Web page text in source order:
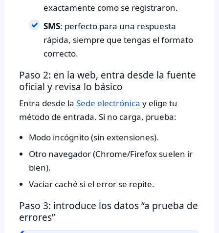
exactamente como se registraron.
SMS: perfecto para una respuesta
rápida, siempre que tengas el formato
correcto.
Paso 2: en la web, entra desde la fuente
oficial y revisa lo básico
Entra desde laSede electrónica y elige tu
método de entrada. Si no carga, prueba:
Modo incógnito (sin extensiones).
Otro navegador (Chrome/Firefox suelen ir
bien).
Vaciar caché si el error se repite.
Paso 3: introduce los datos “a prueba de
errores”